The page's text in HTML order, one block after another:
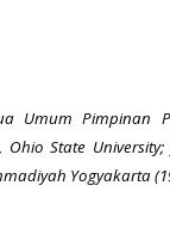
Umum Pimpinan
State
Yogyakarta